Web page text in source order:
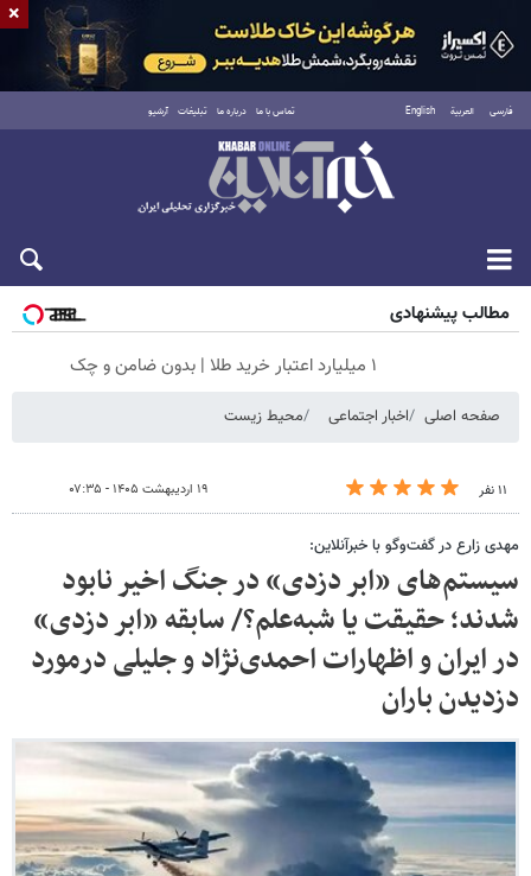
فارسی العربية English تماس با ما درباره ما تبلیغات آرشیو
جمعه ۱۶ مرداد ۱۴۰۵
مطالب پیشنهادی
۱ میلیارد اعتبار خرید طلا | بدون ضامن و چک
صفحه اصلی اخبار اجتماعی محیط زیست
۱۱ نفر ۱۹ اردیبهشت ۱۴۰۵ - ۰۷:۳۵
مهدی زارع در گفت‌وگو با خبرآنلاین:
سیستم‌های «ابر دزدی» در جنگ اخیر نابود
شدند؛ حقیقت یا شبه‌علم؟/ سابقه «ابر دزدی»
در ایران و اظهارات احمدی‌نژاد و جلیلی درمورد
دزدیدن باران
×